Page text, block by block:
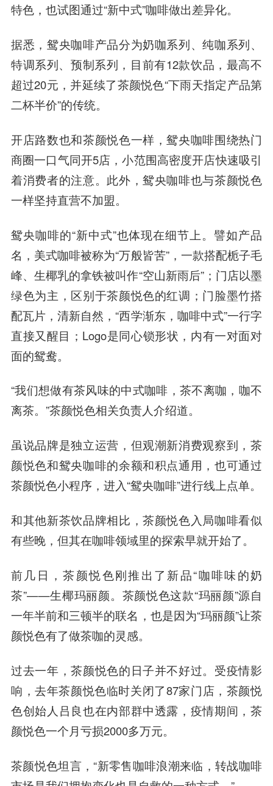
特色，也试图通过“新中式”咖啡做出差异化。
据悉，鸳央咖啡产品分为奶咖系列、纯咖系列、
特调系列、预制系列，目前有12款饮品，最高不
超过20元，并延续了茶颜悦色“下雨天指定产品第
二杯半价”的传统。
开店路数也和茶颜悦色一样，鸳央咖啡围绕热门
商圈一口气同开5店，小范围高密度开店快速吸引
着消费者的注意。此外，鸳央咖啡也与茶颜悦色
一样坚持直营不加盟。
鸳央咖啡的“新中式”也体现在细节上。譬如产品
名，美式咖啡被称为“万般皆苦”，一款搭配栀子毛
峰、生椰乳的拿铁被叫作“空山新雨后”；门店以墨
绿色为主，区别于茶颜悦色的红调；门脸墨竹搭
配瓦片，清新自然，“西学渐东，咖啡中式”一行字
直接又醒目；Logo是同心锁形状，内有一对面对
面的鸳鸯。
“我们想做有茶风味的中式咖啡，茶不离咖，咖不
离茶。”茶颜悦色相关负责人介绍道。
虽说品牌是独立运营，但观潮新消费观察到，茶
颜悦色和鸳央咖啡的余额和积点通用，也可通过
茶颜悦色小程序，进入“鸳央咖啡”进行线上点单。
和其他新茶饮品牌相比，茶颜悦色入局咖啡看似
有些晚，但其在咖啡领域里的探索早就开始了。
前几日，茶颜悦色刚推出了新品“咖啡味的奶
茶”——生椰玛丽颜。茶颜悦色这款“玛丽颜”源自
一年半前和三顿半的联名，也是因为“玛丽颜”让茶
颜悦色有了做茶咖的灵感。
过去一年，茶颜悦色的日子并不好过。受疫情影
响，去年茶颜悦色临时关闭了87家门店，茶颜悦
色创始人吕良也在内部群中透露，疫情期间，茶
颜悦色一个月亏损2000多万元。
茶颜悦色坦言，“新零售咖啡浪潮来临，转战咖啡